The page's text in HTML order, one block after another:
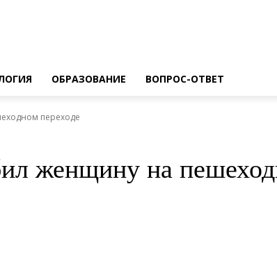
ОБРАЗОВАНИЕ ВОПРОС-ОТВЕТ
переходе
женщину на